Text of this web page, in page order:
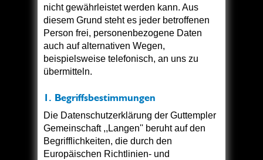
nicht gewährleistet werden kann. Aus
diesem Grund steht es jeder betroffenen
Person frei, personenbezogene Daten
auch auf alternativen Wegen,
beispielsweise telefonisch, an uns zu
übermitteln.
1. Begriffsbestimmungen
Die Datenschutzerklärung der Guttempler
Gemeinschaft ,,Langen'' beruht auf den
Begrifflichkeiten, die durch den
Europäischen Richtlinien- und